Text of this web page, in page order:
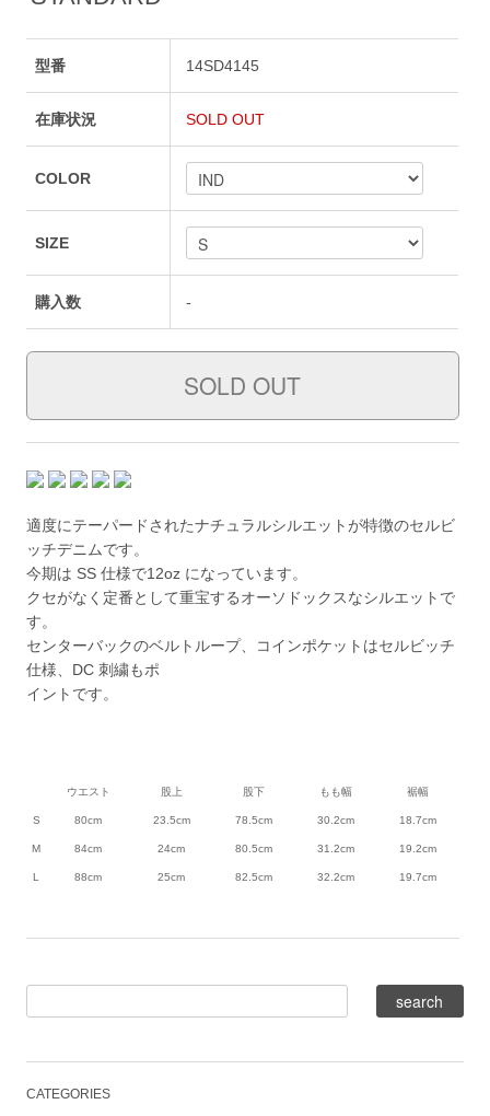
型番 14SD4145
在庫状況 SOLD OUT
COLOR
SIZE
購入数 -
適度にテーパードされたナチュラルシルエットが特徴のセルビ
ッチデニムです。
今期は SS 仕様で12oz になっています。
クセがなく定番として重宝するオーソドックスなシルエットで
す。
センターバックのベルトループ、コインポケットはセルビッチ
仕様、DC 刺繍もポ
イントです。
ウエスト 股上 股下 もも幅 裾幅
S 80cm 23.5cm 78.5cm 30.2cm 18.7cm
M 84cm 24cm 80.5cm 31.2cm 19.2cm
L 88cm 25cm 82.5cm 32.2cm 19.7cm
CATEGORIES